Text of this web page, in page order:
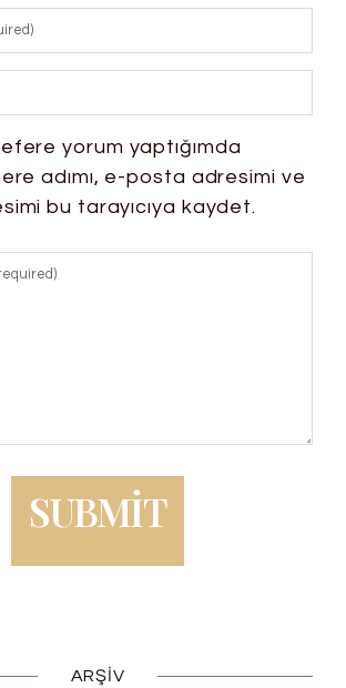
yorum yaptığımda
adımı, e-posta adresimi ve
bu tarayıcıya kaydet.
ARŞIV